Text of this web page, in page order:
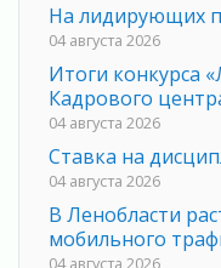
На лидирующих
04 августа 2026
Итоги конкурса
Кадрового
04 августа 2026
Ставка на
04 августа 2026
В Ленобласти
мобильного
04 августа 2026